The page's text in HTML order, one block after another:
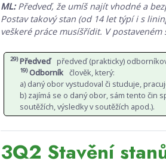
ML:Předveď, že umíš najít vhodné a
Postav takový stan (od 14 let týpí i s
veškeré práce musíšřídit. V postaveném
29)Předveď předveď (prakticky)
19)Odborník člověk, který:
a) daný obor vystudoval či studuje,
b) zajímá se o daný obor, sám tento čin
soutěžích, výsledky v soutěžích apod.).
3Q2 Stavění